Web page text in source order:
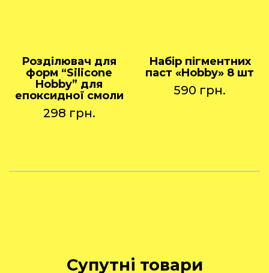
Розділювач для
форм “Silicone
Hobby” для
епоксидної смоли
298 грн.
Набір пігментних
паст «Hobby» 8 шт
590 грн.
Супутні товари